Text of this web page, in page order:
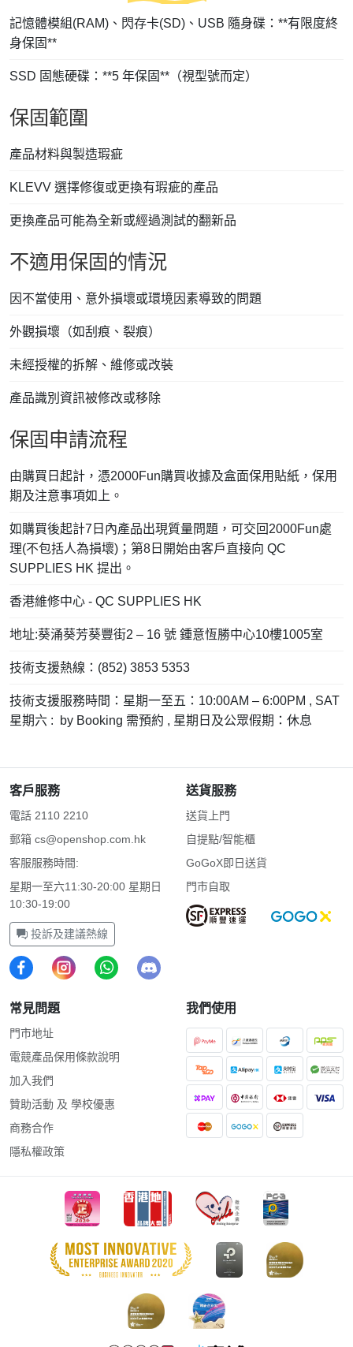
記憶體模組(RAM)、閃存卡(SD)、USB 隨身碟：**有限度終
身保固**
SSD 固態硬碟：**5 年保固**（視型號而定）
保固範圍
產品材料與製造瑕疵
KLEVV 選擇修復或更換有瑕疵的產品
更換產品可能為全新或經過測試的翻新品
不適用保固的情況
因不當使用、意外損壞或環境因素導致的問題
外觀損壞（如刮痕、裂痕）
未經授權的拆解、維修或改裝
產品識別資訊被修改或移除
保固申請流程
由購買日起計，憑2000Fun購買收據及盒面保用貼紙，保用
期及注意事項如上。
如購買後起計7日內產品出現質量問題，可交回2000Fun處
理(不包括人為損壞)；第8日開始由客戶直接向 QC
SUPPLIES HK 提出。
香港維修中心 - QC SUPPLIES HK
地址:葵涌葵芳葵豐街2 – 16 號 鍾意恆勝中心10樓1005室
技術支援熱線：(852) 3853 5353
技術支援服務時間：星期一至五：10:00AM – 6:00PM , SAT
星期六 : by Booking 需預約 , 星期日及公眾假期：休息
客戶服務
電話 2110 2210
郵箱 cs@openshop.com.hk
客服服務時間:
星期一至六11:30-20:00 星期日
10:30-19:00
投訴及建議熱線
送貨服務
送貨上門
自提點/智能櫃
GoGoX即日送貨
門市自取
常見問題
門市地址
電競產品保用條款說明
加入我們
贊助活動 及 學校優惠
商務合作
隱私權政策
我們使用